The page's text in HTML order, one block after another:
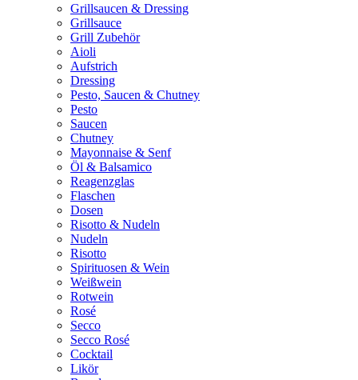
Grillsaucen & Dressing
Grillsauce
Grill Zubehör
Aioli
Aufstrich
Dressing
Pesto, Saucen & Chutney
Pesto
Saucen
Chutney
Mayonnaise & Senf
Öl & Balsamico
Reagenzglas
Flaschen
Dosen
Risotto & Nudeln
Nudeln
Risotto
Spirituosen & Wein
Weißwein
Rotwein
Rosé
Secco
Secco Rosé
Cocktail
Likör